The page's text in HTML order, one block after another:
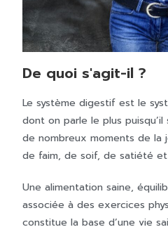
De quoi s'agit-il ?
Le système digestif est le
dont on parle le plus
de nombreux moments de la
de faim, de soif, de satiété et
Une alimentation saine,
associée à des exercices
constitue la base d’une vie